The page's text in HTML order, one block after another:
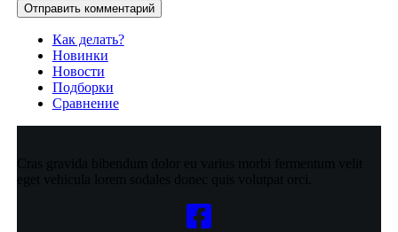
Отправить комментарий
Как делать?
Новинки
Новости
Подборки
Сравнение
Cras gravida bibendum dolor eu varius morbi fermentum velit
eget vehicula lorem sodales donec quis volutpat orci.